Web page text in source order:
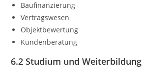
Baufinanzierung
Vertragswesen
Objektbewertung
Kundenberatung
6.2 Studium und Weiterbildung